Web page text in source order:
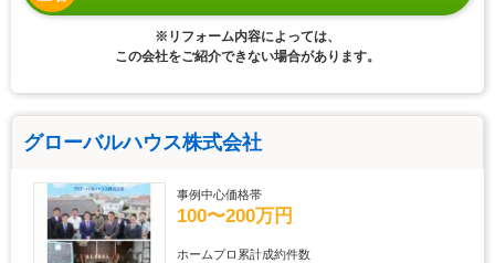
※リフォーム内容によっては、
この会社をご紹介できない場合があります。
グローバルハウス株式会社
事例中心価格帯
100〜200万円
ホームプロ累計成約件数